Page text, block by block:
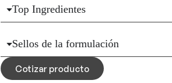
Top Ingredientes
Sellos de la formulación
Cotizar producto